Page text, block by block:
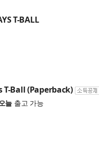
T-BALL
T-Ball (Paperback)
늘 출고 가능